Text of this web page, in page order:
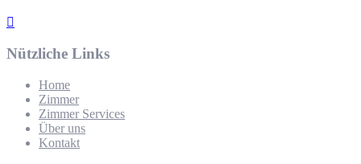
Nützliche Links
Home
Zimmer
Zimmer Services
Über uns
Kontakt